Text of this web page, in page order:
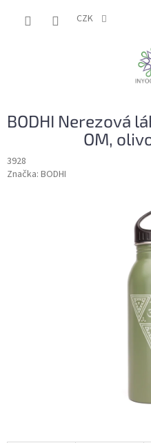
CZK
BODHI Nerezová
OM,
3928
Značka: BODHI